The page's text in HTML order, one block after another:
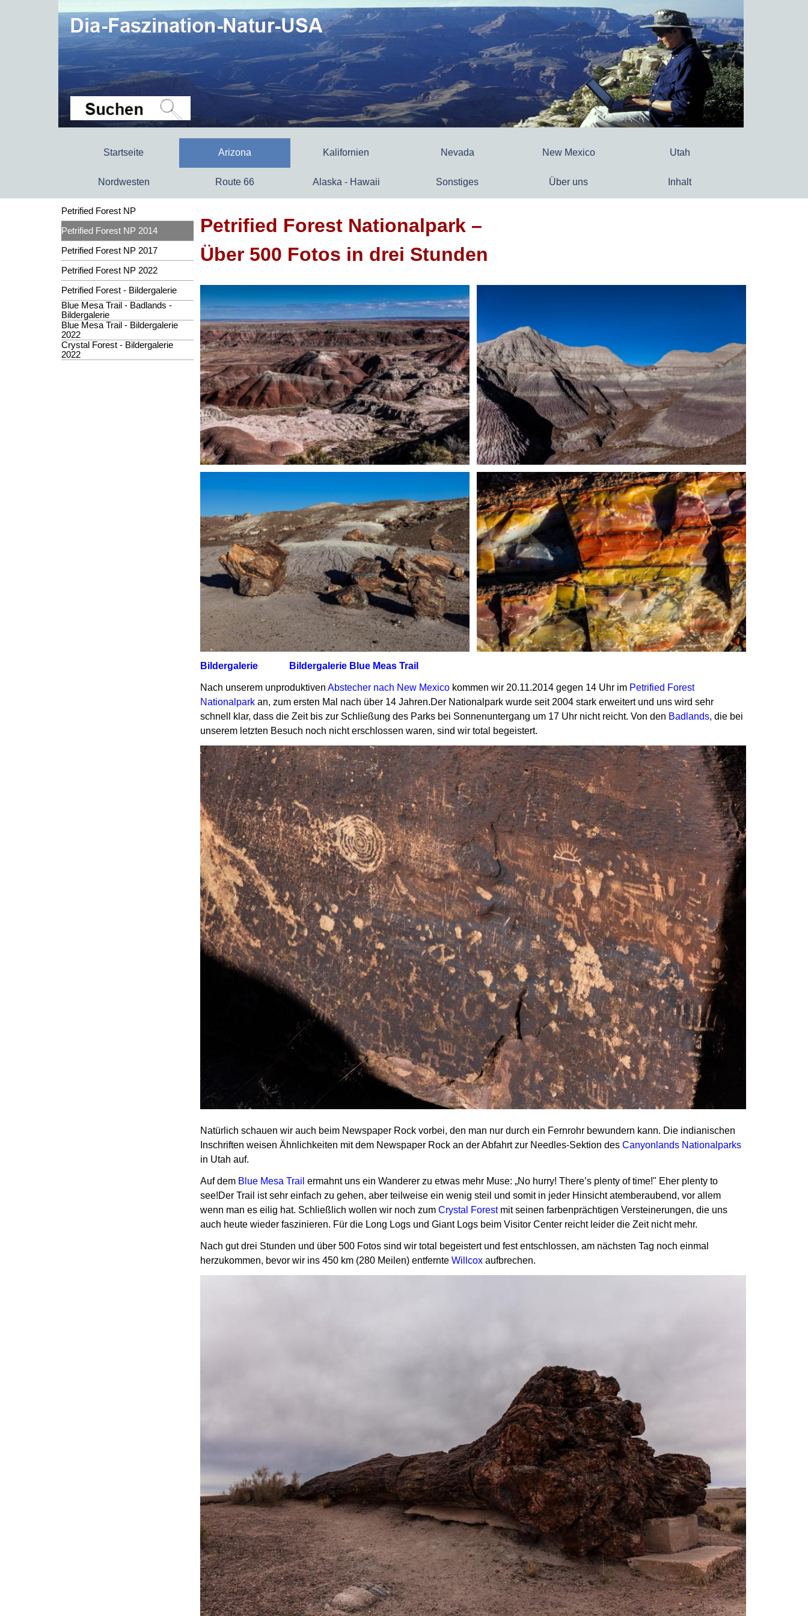
Startseite Arizona Kalifornien Nevada New Mexico Utah
Nordwesten Route 66 Alaska - Hawaii Sonstiges Über uns Inhalt
Petrified Forest NP
Petrified Forest NP 2014
Petrified Forest NP 2017
Petrified Forest NP 2022
Petrified Forest - Bildergalerie
Blue Mesa Trail - Badlands -
Bildergalerie
Blue Mesa Trail - Bildergalerie
2022
Crystal Forest - Bildergalerie
2022
Petrified Forest Nationalpark –
Über 500 Fotos in drei Stunden
Bildergalerie Bildergalerie Blue Meas Trail
Nach unserem unproduktivenAbstecher nach New Mexico kommen wir 20.11.2014 gegen 14 Uhr im Petrified Forest
Nationalpark an, zum ersten Mal nach über 14 Jahren.Der Nationalpark wurde seit 2004 stark erweitert und uns wird sehr
schnell klar, dass die Zeit bis zur Schließung des Parks bei Sonnenuntergang um 17 Uhr nicht reicht. Von den Badlands, die bei
unserem letzten Besuch noch nicht erschlossen waren, sind wir total begeistert.
Natürlich schauen wir auch beim Newspaper Rock vorbei, den man nur durch ein Fernrohr bewundern kann. Die indianischen
Inschriften weisen Ähnlichkeiten mit dem Newspaper Rock an der Abfahrt zur Needles-Sektion desCanyonlands Nationalparks
in Utah auf.
Auf dem Blue Mesa Trail ermahnt uns ein Wanderer zu etwas mehr Muse: „No hurry! There’s plenty of time!" Eher plenty to
see!Der Trail ist sehr einfach zu gehen, aber teilweise ein wenig steil und somit in jeder Hinsicht atemberaubend, vor allem
wenn man es eilig hat. Schließlich wollen wir noch zum Crystal Forest mit seinen farbenprächtigen Versteinerungen, die uns
auch heute wieder faszinieren. Für die Long Logs und Giant Logs beim Visitor Center reicht leider die Zeit nicht mehr.
Nach gut drei Stunden und über 500 Fotos sind wir total begeistert und fest entschlossen, am nächsten Tag noch einmal
herzukommen, bevor wir ins 450 km (280 Meilen) entfernteWillcox aufbrechen.